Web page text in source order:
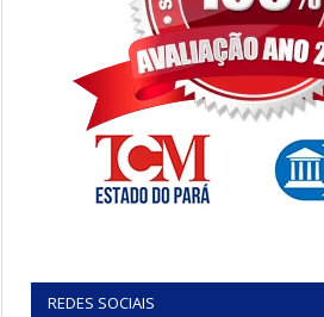
REDES SOCIAIS